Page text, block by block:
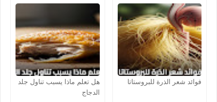
فوائد شعر الذرة للبروستاتا
هل تعلم ماذا يسبب تناول جلد
الدجاج